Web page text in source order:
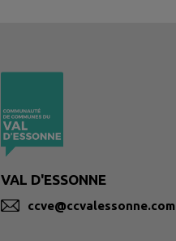
VAL D'ESSONNE
ccve@ccvalessonne.com